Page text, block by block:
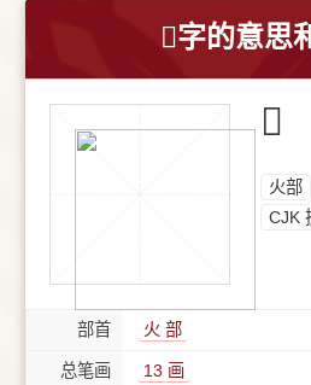
𱫮字的意思
𱫮
⽕部
CJK
部首 ⽕ 部
总笔画 13 画